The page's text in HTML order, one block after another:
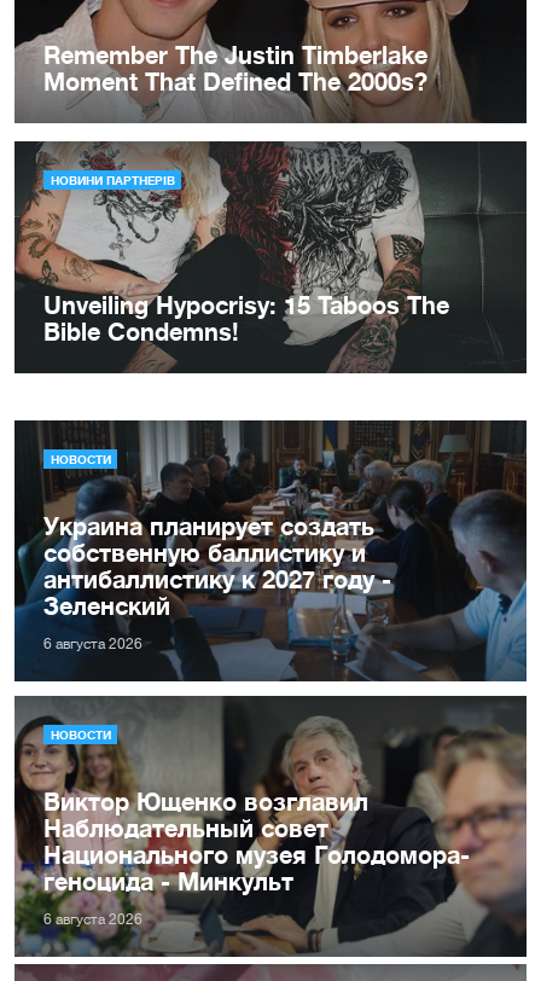
НОВОСТИ
Украина планирует создать
собственную баллистику и
антибаллистику к 2027 году -
Зеленский
6 августа 2026
НОВОСТИ
Виктор Ющенко возглавил
Наблюдательный совет
Национального музея Голодомора-
геноцида - Минкульт
6 августа 2026